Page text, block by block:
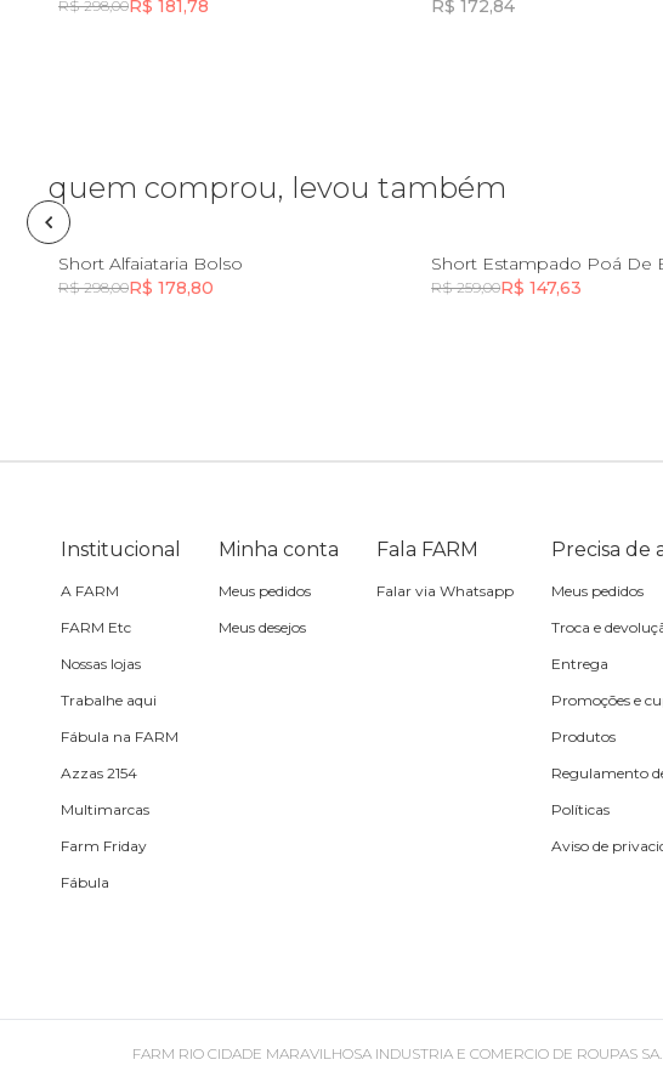
Lenço
Mala
Pin e patch
Planner
Porta
Sling
R$ 298,00 R$ 181,78
R$ 172,84
quem comprou, levou também
PP
Short Alfaiataria Bolso
R$ 298,00R$ 178,80
PP P
Short Estampado Poá De
R$ 259,00R$ 147,63
Institucional
A FARM
FARM Etc
Nossas lojas
Trabalhe aqui
Fábula na FARM
Azzas 2154
Multimarcas
Farm Friday
Fábula
Minha conta
Meus pedidos
Meus desejos
Fala FARM
Falar via Whatsapp
Precisa de
Meus pedidos
Troca e
Entrega
Promoções e
Produtos
Regulamento
Políticas
Aviso de
FARM RIO CIDADE MARAVILHOSA INDUSTRIA E COMERCIO DE ROUPAS